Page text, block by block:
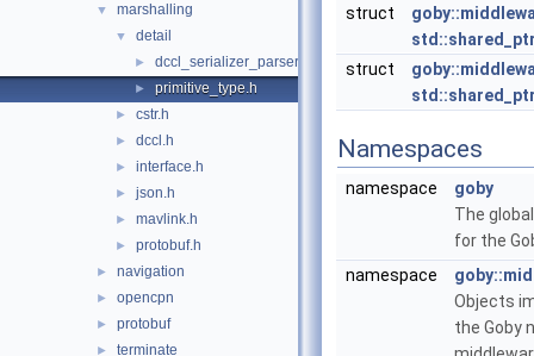
▼ marshalling
▼ detail
► dccl_serializer_parser.h
► primitive_type.h
► cstr.h
► dccl.h
► interface.h
► json.h
► mavlink.h
► protobuf.h
► navigation
► opencpn
► protobuf
► terminate
struct
struct
Namespaces
namespace
goby
The
for the
namespace
Objects
the Goby